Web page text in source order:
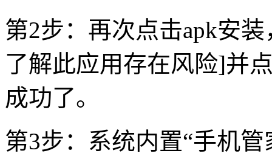
第2步：再次点击apk安
了解此应用存在风险]并
成功了。
第3步：系统内置“手机